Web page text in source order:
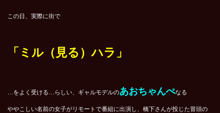
この日、実際に街で
「ミル（見る）ハラ」
…をよく受ける…らしい、ギャルモデルのあおちゃんぺなる
ややこしい名前の女子がリモートで番組に出演し、橋下さんが投じた冒頭の